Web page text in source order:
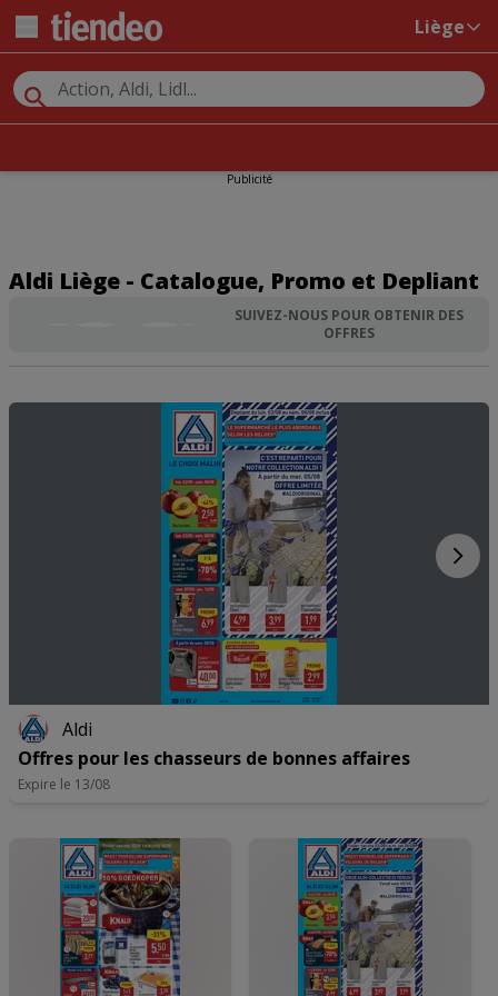
Liège
Publicité
Aldi Liège - Catalogue, Promo et Depliant
SUIVEZ-NOUS POUR OBTENIR DES
OFFRES
Aldi
Offres pour les chasseurs de bonnes affaires
Expire le 13/08